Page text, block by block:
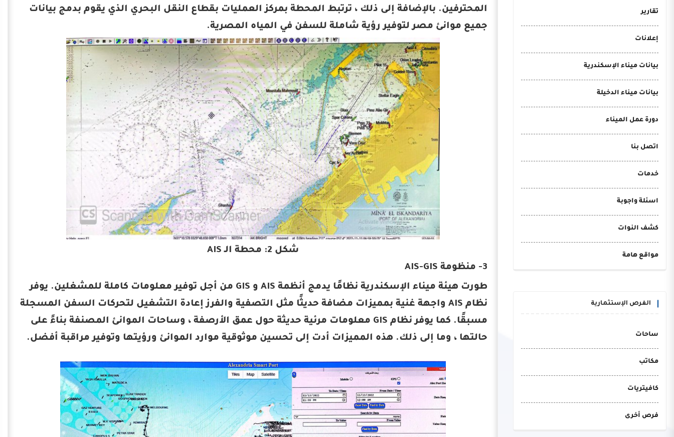
تقارير
إعلانات
بيانات ميناء الإسكندرية
بيانات ميناء الدخيلة
دورة عمل الميناء
اتصل بنا
خدمات
اسئلة واجوبة
كشف النوات
مواقع هامة
الفرص الإستثمارية
ساحات
مكاتب
كافيتريات
فرص أخرى
المحترفين. بالإضافة إلى ذلك ، ترتبط المحطة بمركز العمليات بقطاع النقل البحري الذي يقوم بدمج بيانات
جميع موانئ مصر لتوفير رؤية شاملة للسفن في المياه المصرية.
شكل 2: محطة الـ AIS
3- منظومة AIS-GIS
طورت هيئة ميناء الإسكندرية نظامًا يدمج أنظمة AIS و GIS من أجل توفير معلومات كاملة للمشغلين. يوفر
نظام AIS واجهة غنية بمميزات مضافة حديثًا مثل التصفية والفرز إعادة التشغيل لتحركات السفن المسجلة
مسبقًا. كما يوفر نظام GIS معلومات مرئية حديثة حول عمق الأرصفة ، وساحات الموانئ المصنفة بناءً على
حالتها ، وما إلى ذلك. هذه المميزات أدت إلى تحسين موثوقية موارد الموانئ ورؤيتها وتوفير مراقبة أفضل.